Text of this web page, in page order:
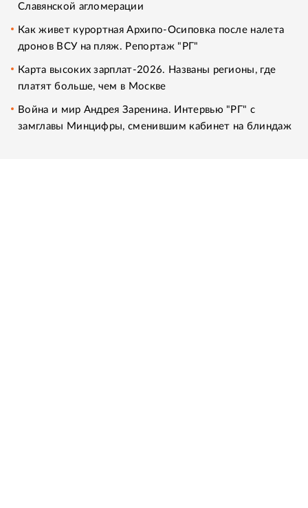
Славянской агломерации
Как живет курортная Архипо-Осиповка после налета
дронов ВСУ на пляж. Репортаж "РГ"
Карта высоких зарплат-2026. Названы регионы, где
платят больше, чем в Москве
Война и мир Андрея Заренина. Интервью "РГ" с
замглавы Минцифры, сменившим кабинет на блиндаж